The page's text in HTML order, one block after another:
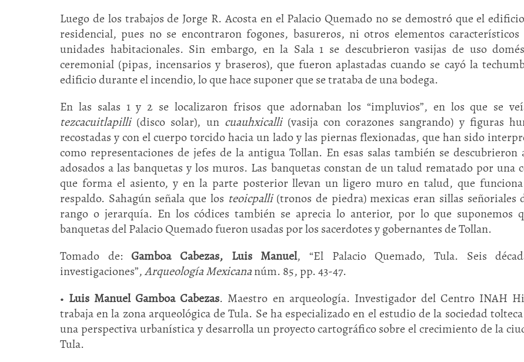
Luego de los trabajos de Jorge R. Acosta en el Palacio Quemado no se demostró que el
residencial, pues no se encontraron fogones, basureros, ni otros elementos característicos
unidades habitacionales. Sin embargo, en la Sala 1 se descubrieron vasijas de uso
ceremonial (pipas, incensarios y braseros), que fueron aplastadas cuando se cayó la
edificio durante el incendio, lo que hace suponer que se trataba de una bodega.
En las salas 1 y 2 se localizaron frisos que adornaban los “impluvios”, en los que se
tezcacuitlapilli(disco solar), un cuauhxicalli(vasija con corazones sangrando) y figuras
recostadas y con el cuerpo torcido hacia un lado y las piernas flexionadas, que han sido
como representaciones de jefes de la antigua Tollan. En esas salas también se descubrieron
adosados a las banquetas y los muros. Las banquetas constan de un talud rematado por una
que forma el asiento, y en la parte posterior llevan un ligero muro en talud, que
respaldo. Sahagún señala que los teoicpalli(tronos de piedra) mexicas eran sillas señoriales
rango o jerarquía. En los códices también se aprecia lo anterior, por lo que suponemos
banquetas del Palacio Quemado fueron usadas por los sacerdotes y gobernantes de Tollan.
Tomado de:Gamboa Cabezas, Luis Manuel, “El Palacio Quemado, Tula. Seis
investigaciones”,Arqueología Mexicananúm. 85, pp. 43-47.
• Luis Manuel Gamboa Cabezas. Maestro en arqueología. Investigador del Centro INAH
trabaja en la zona arqueológica de Tula. Se ha especializado en el estudio de la sociedad
una perspectiva urbanística y desarrolla un proyecto cartográfico sobre el crecimiento de la
Tula.
Huasteca
Olmecas